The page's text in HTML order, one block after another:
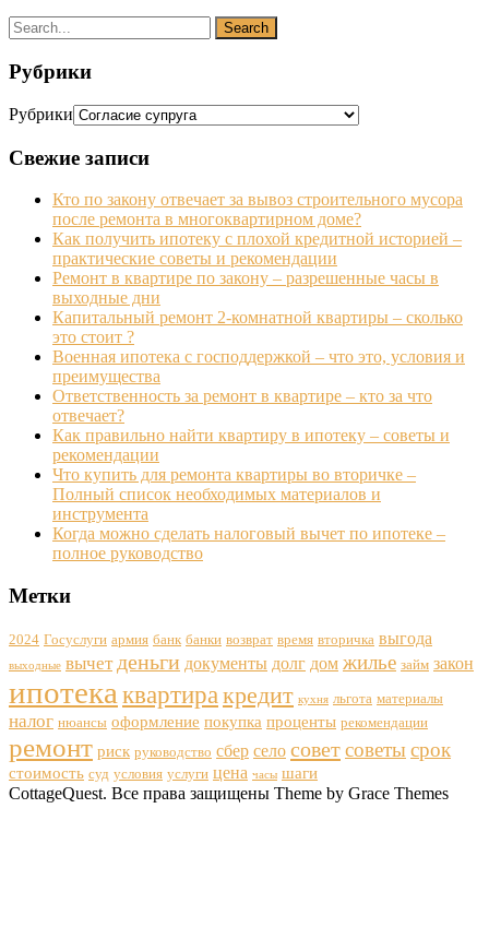
Рубрики
Рубрики
Свежие записи
Кто по закону отвечает за вывоз строительного мусора
после ремонта в многоквартирном доме?
Как получить ипотеку с плохой кредитной историей –
практические советы и рекомендации
Ремонт в квартире по закону – разрешенные часы в
выходные дни
Капитальный ремонт 2-комнатной квартиры – сколько
это стоит ?
Военная ипотека с господдержкой – что это, условия и
преимущества
Ответственность за ремонт в квартире – кто за что
отвечает?
Как правильно найти квартиру в ипотеку – советы и
рекомендации
Что купить для ремонта квартиры во вторичке –
Полный список необходимых материалов и
инструмента
Когда можно сделать налоговый вычет по ипотеке –
полное руководство
Метки
2024 Госуслуги армия банк банки возврат время вторичка выгода
выходные вычет деньги документы долг дом жилье займ закон
ипотека квартира кредит кухня льгота материалы
налог нюансы оформление покупка проценты рекомендации
ремонт риск руководство сбер село советсоветысрок
стоимость суд условия услуги цена часы шаги
CottageQuest. Все права защищены Theme by Grace Themes